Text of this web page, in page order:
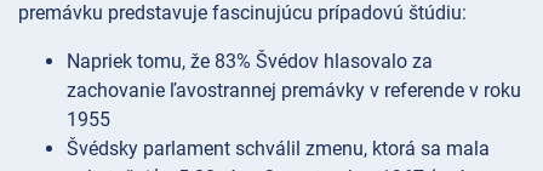
premávku predstavuje fascinujúcu prípadovú štúdiu:
Napriek tomu, že 83% Švédov hlasovalo za
zachovanie ľavostrannej premávky v referende v roku
1955
Švédsky parlament schválil zmenu, ktorá sa mala